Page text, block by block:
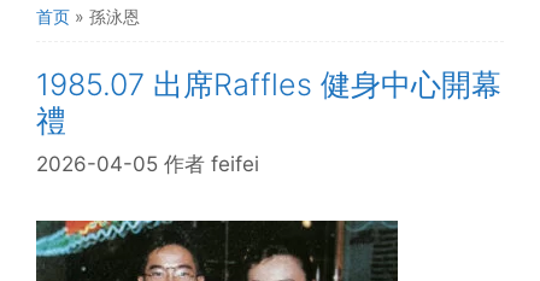
首页 » 孫泳恩
1985.07 出席Raffles 健身中心開幕
禮
2026-04-05 作者 feifei